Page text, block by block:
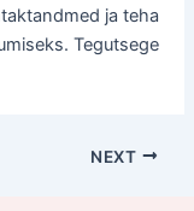
ja teha
Tegutsege
NEXT